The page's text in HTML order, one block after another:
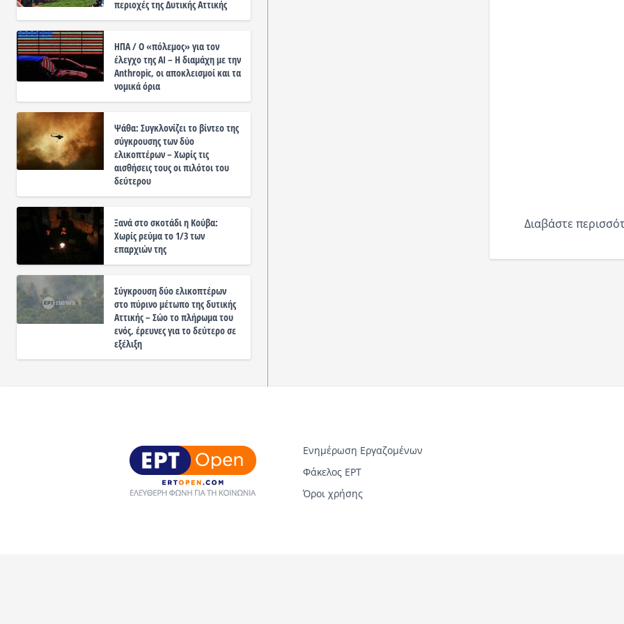
Διαβάστε
περιοχές της Δυτικής Αττικής
ΗΠΑ / Ο «πόλεμος» για τον
έλεγχο της ΑΙ – Η διαμάχη με την
Anthropic, οι αποκλεισμοί και τα
νομικά όρια
Ψάθα: Συγκλονίζει το βίντεο της
σύγκρουσης των δύο
ελικοπτέρων – Χωρίς τις
αισθήσεις τους οι πιλότοι του
δεύτερου
Ξανά στο σκοτάδι η Κούβα:
Χωρίς ρεύμα το 1/3 των
επαρχιών της
Σύγκρουση δύο ελικοπτέρων
στο πύρινο μέτωπο της δυτικής
Αττικής – Σώο το πλήρωμα του
ενός, έρευνες για το δεύτερο σε
εξέλιξη
Ενημέρωση Εργαζομένων
Φάκελος ΕΡΤ
Όροι χρήσης